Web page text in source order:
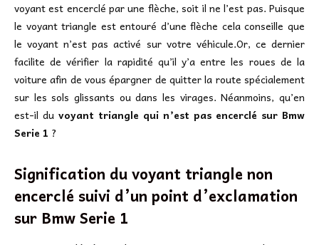
voyant est encerclé par une flèche, soit il ne l’est pas. Puisque
le voyant triangle est entouré d’une flèche cela conseille que
le voyant n’est pas activé sur votre véhicule.Or, ce dernier
facilite de vérifier la rapidité qu’il y’a entre les roues de la
voiture afin de vous épargner de quitter la route spécialement
sur les sols glissants ou dans les virages. Néanmoins, qu’en
est-il du voyant triangle qui n’est pas encerclé sur Bmw
Serie 1 ?
Signification du voyant triangle non
encerclé suivi d’un point d’exclamation
sur Bmw Serie 1